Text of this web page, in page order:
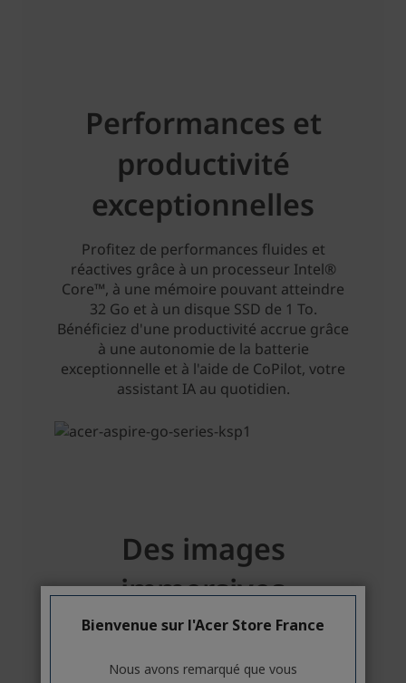
Bienvenue sur l'Acer Store France
Nous avons remarqué que vous